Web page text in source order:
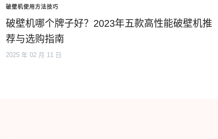
破壁机使用方法技巧
破壁机哪个牌子好？2023年五款高性能破壁机推
荐与选购指南
2025 年 02 月 11 日